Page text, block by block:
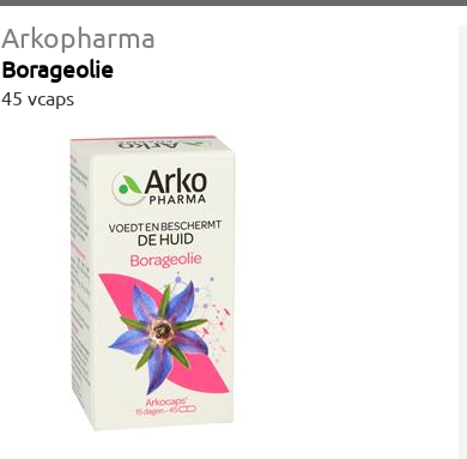
Arkopharma
Borageolie
45 vcaps